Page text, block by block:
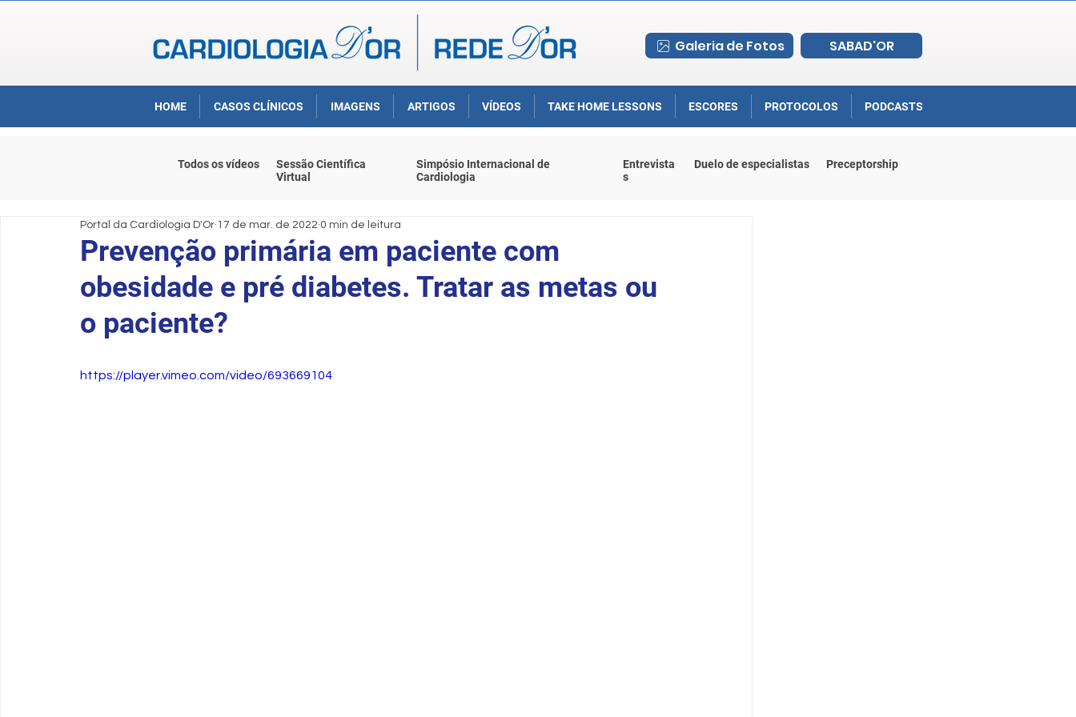
Galeria de Fotos SABAD'OR
HOME CASOS CLÍNICOS IMAGENS ARTIGOS VÍDEOS TAKE HOME LESSONS ESCORES PROTOCOLOS PODCASTS
Prevenção primária em paciente com
obesidade e pré diabetes. Tratar as metas ou
o paciente?
Portal da Cardiologia D'Or 17 de mar. de 2022 0 min de leitura
https://player.vimeo.com/video/693669104
Todos os vídeos
Sessão Científica
Virtual
Simpósio Internacional de
Cardiologia
Entrevista
s
Duelo de especialistas Preceptorship